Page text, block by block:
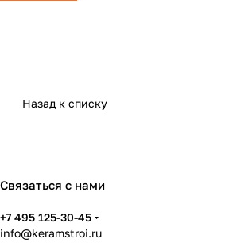
Назад к списку
Связаться с нами
+7 495 125-30-45
info@keramstroi.ru